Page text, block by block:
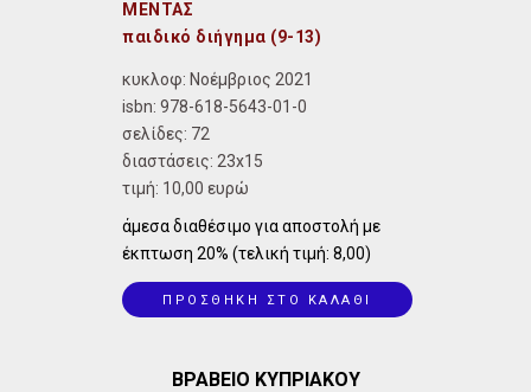
κυκλοφ: Νοέμβριος 2021
isbn: 978-618-5643-01-0
σελίδες: 72
διαστάσεις: 23x15
τιμή: 10,00 ευρώ
ΠΡΟΣΘΗΚΗ ΣΤΟ ΚΑΛΑΘΙ
ΜΕΝΤΑΣ
παιδικό διήγημα (9-13)
άμεσα διαθέσιμο για αποστολή με
έκπτωση 20% (τελική τιμή: 8,00)
ΒΡΑΒΕΙΟ ΚΥΠΡΙΑΚΟΥ